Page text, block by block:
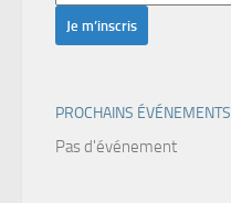
PROCHAINS ÉVÉNEMENTS
Pas d'événement